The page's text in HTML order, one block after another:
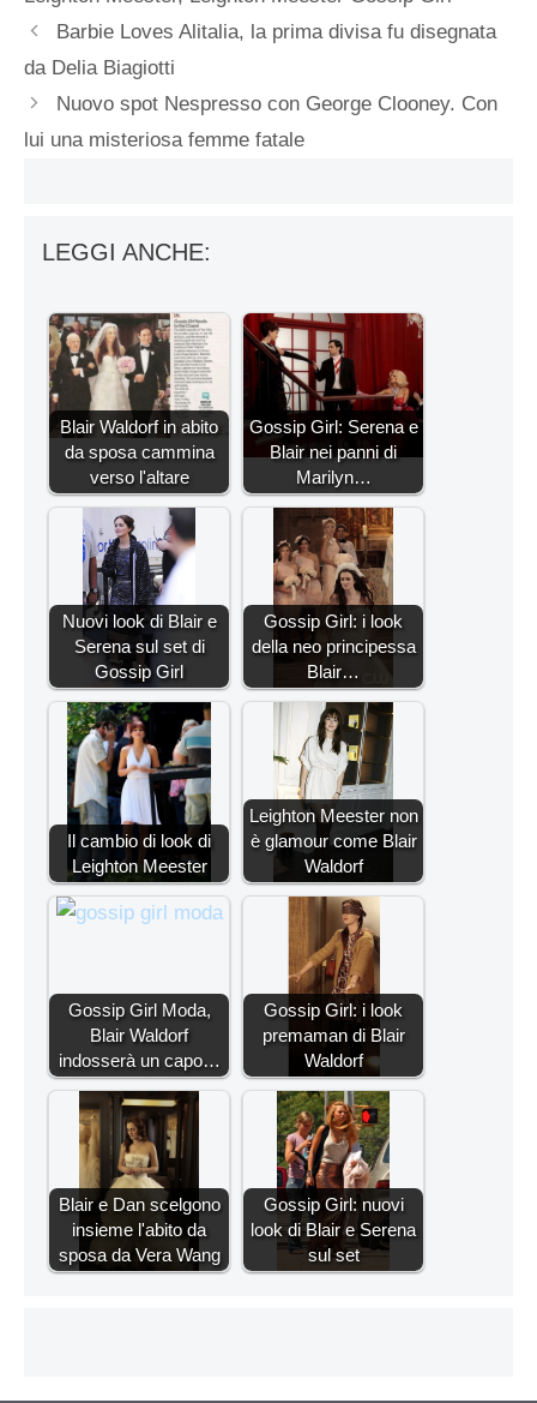
Barbie Loves Alitalia, la prima divisa fu disegnata
da Delia Biagiotti
Nuovo spot Nespresso con George Clooney. Con
lui una misteriosa femme fatale
LEGGI ANCHE:
Blair Waldorf in abito
da sposa cammina
verso l'altare
Gossip Girl: Serena e
Blair nei panni di
Marilyn…
Nuovi look di Blair e
Serena sul set di
Gossip Girl
Gossip Girl: i look
della neo principessa
Blair…
Il cambio di look di
Leighton Meester
Leighton Meester non
è glamour come Blair
Waldorf
Gossip Girl Moda,
Blair Waldorf
indosserà un capo…
Gossip Girl: i look
premaman di Blair
Waldorf
Blair e Dan scelgono
insieme l'abito da
sposa da Vera Wang
Gossip Girl: nuovi
look di Blair e Serena
sul set